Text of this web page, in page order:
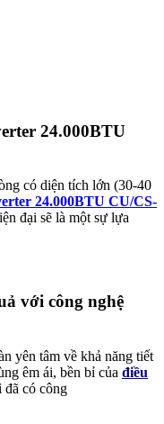
24.000BTU
có diện tích lớn (30-40
24.000BTU CU/CS-
đại sẽ là một sự lựa
với công nghệ
yên tâm về khả năng tiết
êm ái, bền bỉ của điều
đã có công